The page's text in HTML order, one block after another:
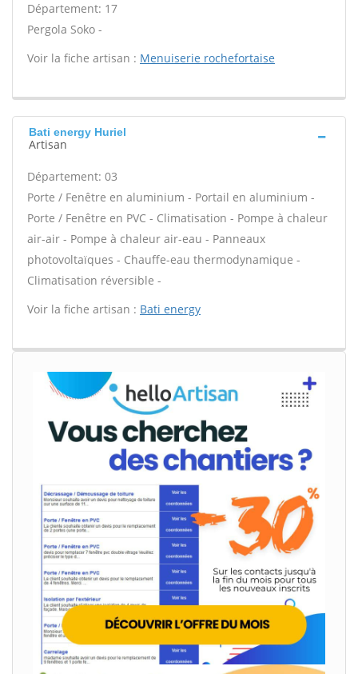
Département: 17
Pergola Soko -
Voir la fiche artisan : Menuiserie rochefortaise
Bati energy Huriel
Artisan
Département: 03
Porte / Fenêtre en aluminium - Portail en aluminium -
Porte / Fenêtre en PVC - Climatisation - Pompe à chaleur
air-air - Pompe à chaleur air-eau - Panneaux
photovoltaïques - Chauffe-eau thermodynamique -
Climatisation réversible -
Voir la fiche artisan : Bati energy